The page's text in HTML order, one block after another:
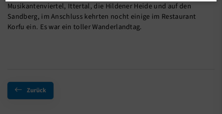
Musikantenviertel, Ittertal, die Hildener Heide und auf den
Sandberg, im Anschluss kehrten nocht einige im Restaurant
Korfu ein. Es war ein toller Wanderlandtag.
Zurück